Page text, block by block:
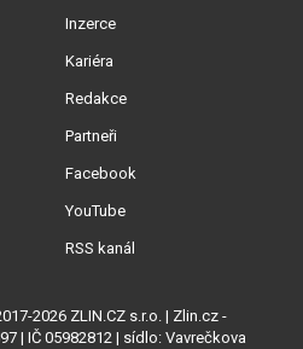
Inzerce
Kariéra
Redakce
Partneři
Facebook
YouTube
RSS kanál
2026 ZLIN.CZ s.r.o. | Zlin.cz -
| IČ 05982812 | sídlo: Vavrečkova